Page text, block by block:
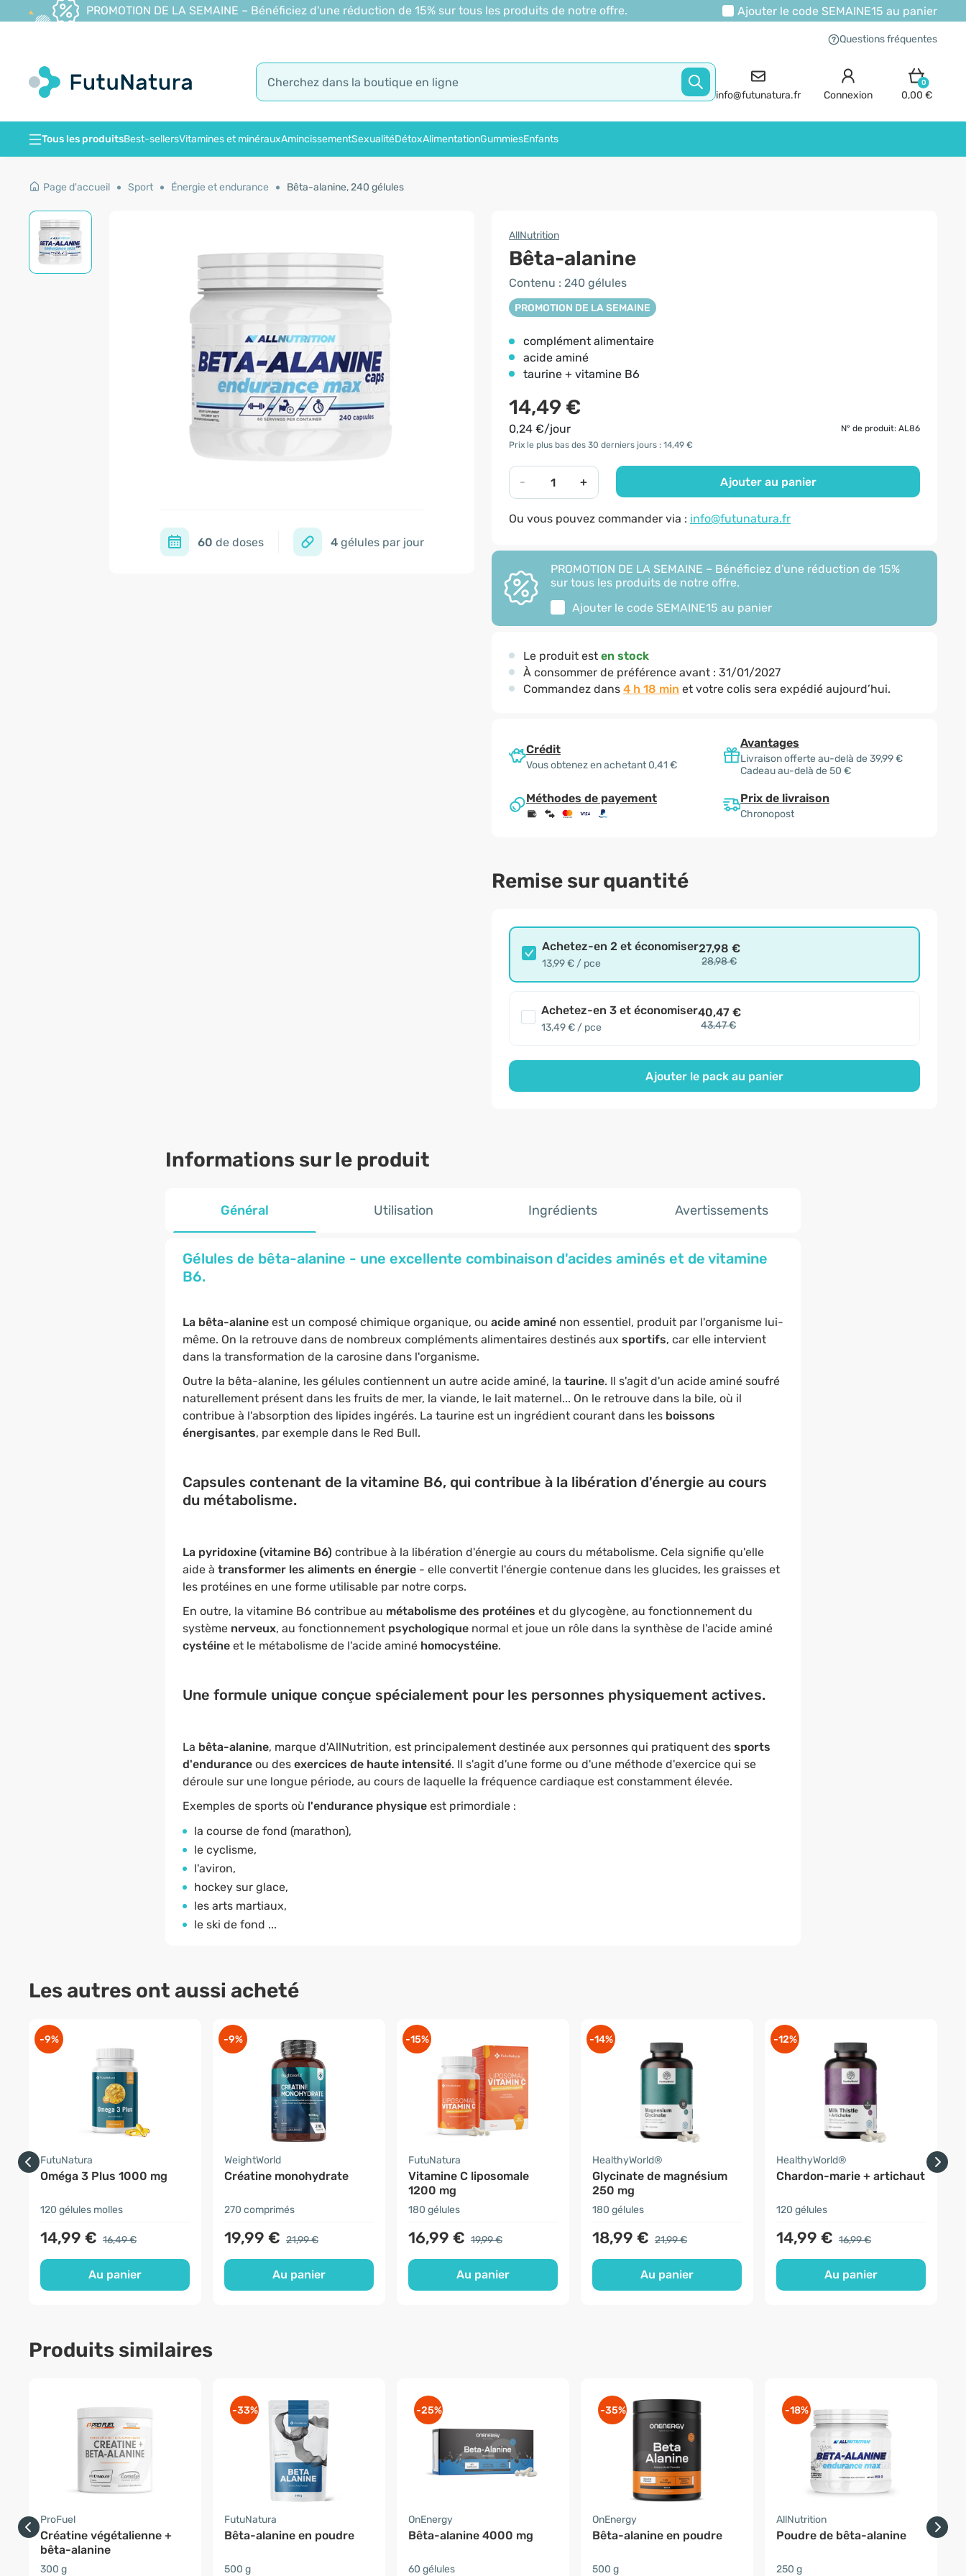
PROMOTION DE LA SEMAINE – Bénéficiez d'une réduction de 15% sur tous les produits de notre offre. Ajouter le code SEMAINE15 au panier
Questions fréquentes
info@futunatura.fr Connexion
0
0,00 €
Tous les produitsBest-sellersVitamines et minérauxAmincissementSexualitéDétoxAlimentationGummiesEnfants
Page d'accueil Sport Énergie et endurance Bêta-alanine, 240 gélules
60 de doses 4gélules par jour
AllNutrition
Bêta-alanine
Contenu : 240 gélules
PROMOTION DE LA SEMAINE
complément alimentaire
acide aminé
taurine + vitamine B6
14,49 €
0,24 €/jour
N° de produit: AL86
Prix le plus bas des 30 derniers jours : 14,49 €
- + Ajouter au panier
Ou vous pouvez commander via : info@futunatura.fr
PROMOTION DE LA SEMAINE – Bénéficiez d'une réduction de 15%
sur tous les produits de notre offre.
Ajouter le code SEMAINE15 au panier
Le produit est en stock
À consommer de préférence avant : 31/01/2027
Commandez dans 4 h 18 min et votre colis sera expédié aujourd’hui.
Crédit
Vous obtenez en achetant 0,41 €
Avantages
Livraison offerte au-delà de 39,99 €
Cadeau au-delà de 50 €
Méthodes de payement Prix de livraison
Chronopost
Remise sur quantité
Achetez-en 2 et économiser
13,99 € / pce
27,98 €
28,98 €
Achetez-en 3 et économiser
13,49 € / pce
40,47 €
43,47 €
Ajouter le pack au panier
Informations sur le produit
Général Utilisation Ingrédients Avertissements
Gélules de bêta-alanine - une excellente combinaison d'acides aminés et de vitamine
B6.
La bêta-alanineest un composé chimique organique, ou acide aminé non essentiel, produit par l'organisme lui-
même. On la retrouve dans de nombreux compléments alimentaires destinés aux sportifs, car elle intervient
dans la transformation de la carosine dans l'organisme.
Outre la bêta-alanine, les gélules contiennent un autre acide aminé, la taurine. Il s'agit d'un acide aminé soufré
naturellement présent dans les fruits de mer, la viande, le lait maternel... On le retrouve dans la bile, où il
contribue à l'absorption des lipides ingérés. La taurine est un ingrédient courant dans les boissons
énergisantes, par exemple dans le Red Bull.
Capsules contenant de la vitamine B6, qui contribue à la libération d'énergie au cours
du métabolisme.
La pyridoxine (vitamine B6) contribue à la libération d'énergie au cours du métabolisme. Cela signifie qu'elle
aide à transformer les aliments en énergie- elle convertit l'énergie contenue dans les glucides, les graisses et
les protéines en une forme utilisable par notre corps.
En outre, la vitamine B6 contribue au métabolisme des protéines et du glycogène, au fonctionnement du
système nerveux, au fonctionnement psychologique normal et joue un rôle dans la synthèse de l'acide aminé
cystéine et le métabolisme de l'acide aminé homocystéine.
Une formule unique conçue spécialement pour les personnes physiquement actives.
La bêta-alanine, marque d'AllNutrition, est principalement destinée aux personnes qui pratiquent des sports
d'endurance ou des exercices de haute intensité. Il s'agit d'une forme ou d'une méthode d'exercice qui se
déroule sur une longue période, au cours de laquelle la fréquence cardiaque est constamment élevée.
Exemples de sports où l'endurance physique est primordiale :
la course de fond (marathon),
le cyclisme,
l'aviron,
hockey sur glace,
les arts martiaux,
le ski de fond ...
Les autres ont aussi acheté
-9%
FutuNatura
Oméga 3 Plus 1000 mg
120 gélules molles
14,99 € 16,49 €
Au panier
-9%
WeightWorld
Créatine monohydrate
270 comprimés
19,99 € 21,99 €
Au panier
-15%
FutuNatura
Vitamine C liposomale
1200 mg
180 gélules
16,99 € 19,99 €
Au panier
-14%
HealthyWorld®
Glycinate de magnésium
250 mg
180 gélules
18,99 € 21,99 €
Au panier
-12%
HealthyWorld®
Chardon-marie + artichaut
120 gélules
14,99 € 16,99 €
Au panier
Produits similaires
ProFuel
Créatine végétalienne +
bêta-alanine
300 g
-33%
FutuNatura
Bêta-alanine en poudre
500 g
-25%
OnEnergy
Bêta-alanine 4000 mg
60 gélules
-35%
OnEnergy
Bêta-alanine en poudre
500 g
-18%
AllNutrition
Poudre de bêta-alanine
250 g